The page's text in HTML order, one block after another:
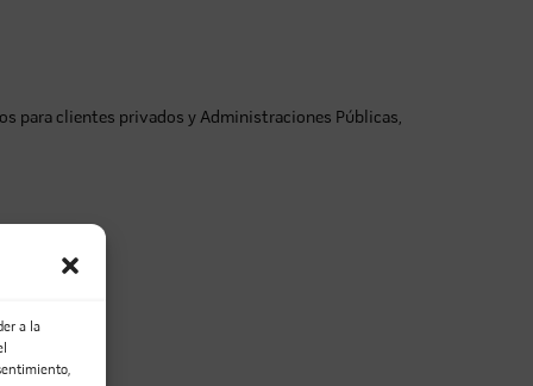
a la
para clientes privados y Administraciones Públicas,